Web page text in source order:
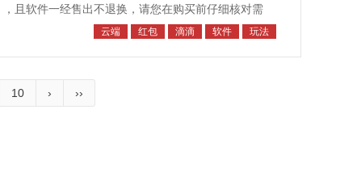
且软件一经售出不退换，请您在购买前仔细核对需
号”？“滴滴云端双号”并...
云端 红包 滴滴 软件 玩法
10 › ››